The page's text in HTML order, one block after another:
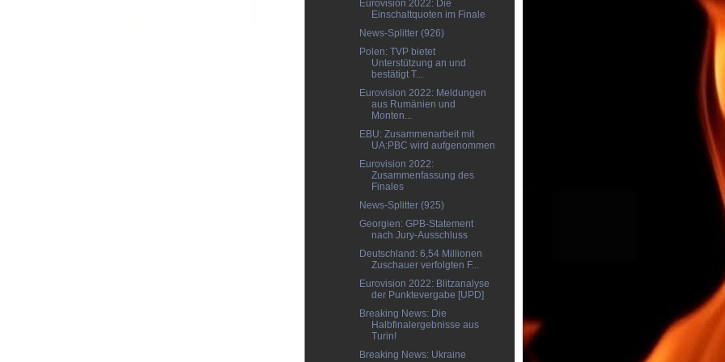
Eurovision 2022: Die
Einschaltquoten im Finale
News-Splitter (926)
Polen: TVP bietet
Unterstützung an und
bestätigt T...
Eurovision 2022: Meldungen
aus Rumänien und
Monten...
EBU: Zusammenarbeit mit
UA:PBC wird aufgenommen
Eurovision 2022:
Zusammenfassung des
Finales
News-Splitter (925)
Georgien: GPB-Statement
nach Jury-Ausschluss
Deutschland: 6,54 Millionen
Zuschauer verfolgten F...
Eurovision 2022: Blitzanalyse
der Punktevergabe [UPD]
Breaking News: Die
Halbfinalergebnisse aus
Turin!
Breaking News: Ukraine